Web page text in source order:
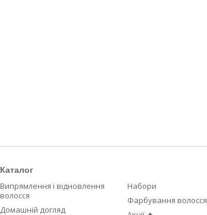
Каталог
Випрямлення і відновлення
волосся
Домашній догляд
Набори
Фарбування волосся